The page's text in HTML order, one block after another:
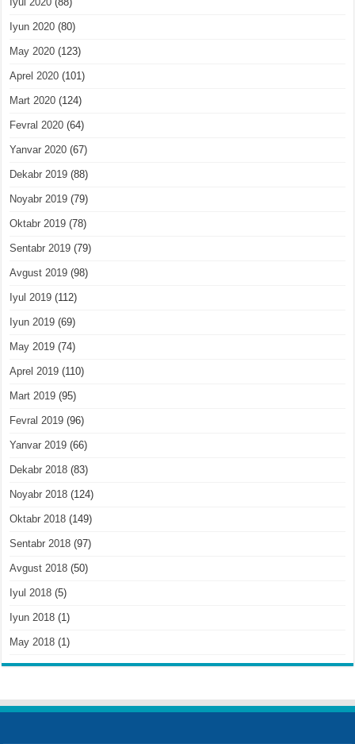
Iyun 2020 (80)
May 2020 (123)
Aprel 2020 (101)
Mart 2020 (124)
Fevral 2020 (64)
Yanvar 2020 (67)
Dekabr 2019 (88)
Noyabr 2019 (79)
Oktabr 2019 (78)
Sentabr 2019 (79)
Avgust 2019 (98)
Iyul 2019 (112)
Iyun 2019 (69)
May 2019 (74)
Aprel 2019 (110)
Mart 2019 (95)
Fevral 2019 (96)
Yanvar 2019 (66)
Dekabr 2018 (83)
Noyabr 2018 (124)
Oktabr 2018 (149)
Sentabr 2018 (97)
Avgust 2018 (50)
Iyul 2018 (5)
Iyun 2018 (1)
May 2018 (1)